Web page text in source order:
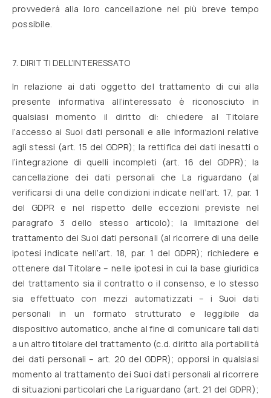
provvederà alla loro cancellazione nel più breve tempo
possibile.
7. DIRITTI DELL’INTERESSATO
In relazione ai dati oggetto del trattamento di cui alla
presente informativa all’interessato è riconosciuto in
qualsiasi momento il diritto di: chiedere al Titolare
l’accesso ai Suoi dati personali e alle informazioni relative
agli stessi (art. 15 del GDPR); la rettifica dei dati inesatti o
l’integrazione di quelli incompleti (art. 16 del GDPR); la
cancellazione dei dati personali che La riguardano (al
verificarsi di una delle condizioni indicate nell’art. 17, par. 1
del GDPR e nel rispetto delle eccezioni previste nel
paragrafo 3 dello stesso articolo); la limitazione del
trattamento dei Suoi dati personali (al ricorrere di una delle
ipotesi indicate nell’art. 18, par. 1 del GDPR); richiedere e
ottenere dal Titolare – nelle ipotesi in cui la base giuridica
del trattamento sia il contratto o il consenso, e lo stesso
sia effettuato con mezzi automatizzati – i Suoi dati
personali in un formato strutturato e leggibile da
dispositivo automatico, anche al fine di comunicare tali dati
a un altro titolare del trattamento (c.d. diritto alla portabilità
dei dati personali – art. 20 del GDPR); opporsi in qualsiasi
momento al trattamento dei Suoi dati personali al ricorrere
di situazioni particolari che La riguardano (art. 21 del GDPR);